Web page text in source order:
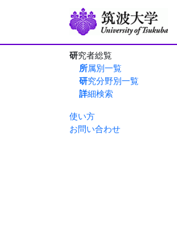
研究者総覧
所属別一覧
研究分野別一覧
詳細検索
使い方
お問い合わせ